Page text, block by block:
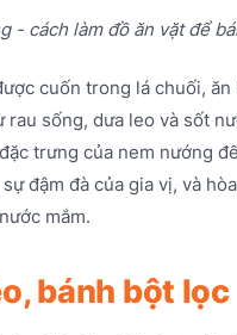
- cách làm đồ ăn vặt để
cuốn trong lá chuối, ăn
rau sống, dưa leo và sốt
trưng của nem nướng
đậm đà của gia vị, và
mắm.
bánh bột lọc